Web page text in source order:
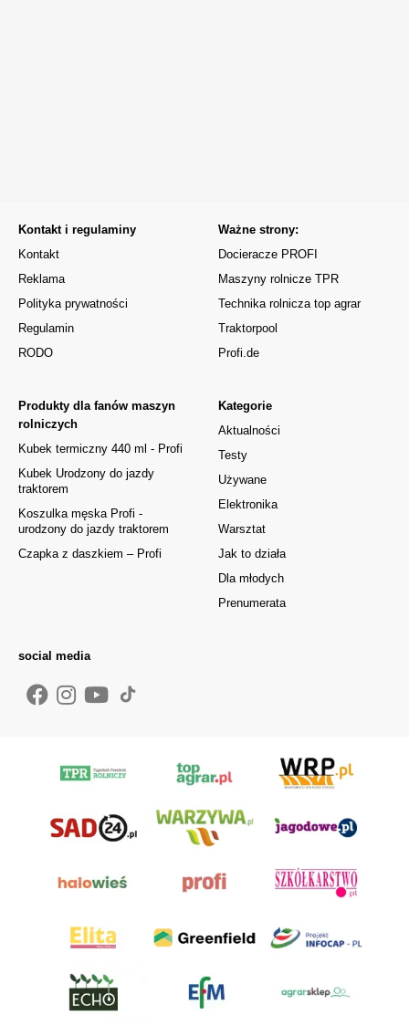
Kontakt i regulaminy
Kontakt
Reklama
Polityka prywatności
Regulamin
RODO
Kategorie
Aktualności
Testy
Używane
Elektronika
Warsztat
Jak to działa
Dla młodych
Prenumerata
Produkty dla fanów maszyn
rolniczych
Kubek termiczny 440 ml - Profi
Kubek Urodzony do jazdy
traktorem
Koszulka męska Profi -
urodzony do jazdy traktorem
Czapka z daszkiem – Profi
Ważne strony:
Docieracze PROFI
Maszyny rolnicze TPR
Technika rolnicza top agrar
Traktorpool
Profi.de
social media